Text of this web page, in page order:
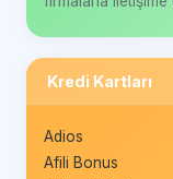
Kredi Kartları
Adios
Afili Bonus